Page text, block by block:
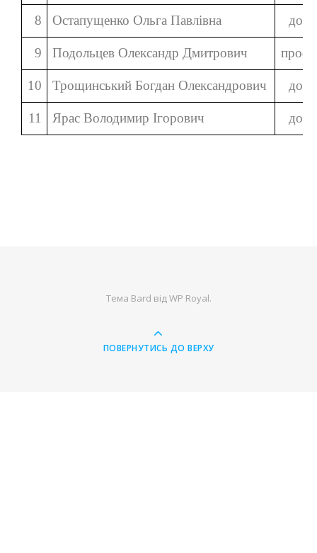
8 Остапущенко Ольга Павлівна
9 Подольцев Олександр Дмитрович
10 Трощинський Богдан Олександрович
11 Ярас Володимир Ігорович
Тема Bard відWP Royal.
ПОВЕРНУТИСЬ ДО ВЕРХУ